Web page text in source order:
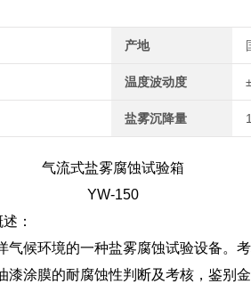
产地
温度波动度
盐雾沉降量
气流式盐雾腐蚀试验箱
YW-150
：
候环境的一种盐雾腐蚀试验设备。
涂膜的耐腐蚀性判断及考核，鉴别